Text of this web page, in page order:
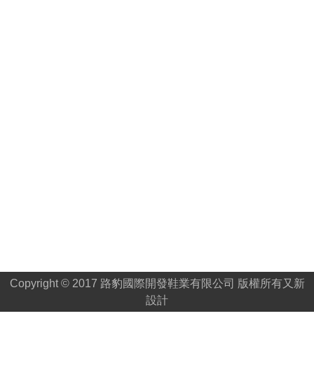
Copyright © 2017 路豹國際開發鞋業有限公司 版權所有又新
設計